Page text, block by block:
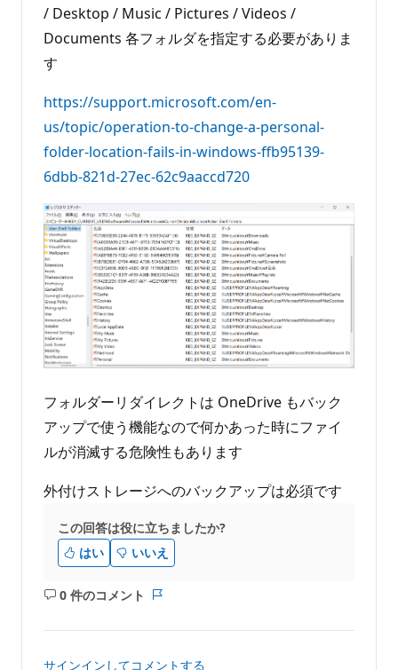
/ Desktop / Music / Pictures / Videos /
Documents 各フォルダを指定する必要がありま
す
https://support.microsoft.com/en-
us/topic/operation-to-change-a-personal-
folder-location-fails-in-windows-ffb95139-
6dbb-821d-27ec-62c9aaccd720
フォルダーリダイレクトは OneDrive もバック
アップで使う機能なので何かあった時にファイ
ルが消滅する危険性もあります
外付けストレージへのバックアップは必須です
この回答は役に立ちましたか?
はい
いいえ
0 件のコメント
コ
ト
ト
サインインしてコメントする